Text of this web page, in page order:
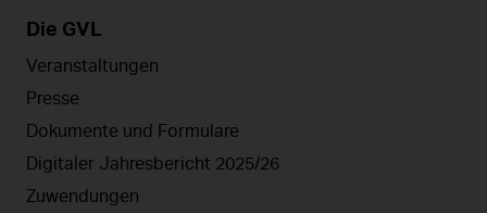
Die GVL
Veranstaltungen
Presse
Dokumente und Formulare
Digitaler Jahresbericht 2025/26
Zuwendungen